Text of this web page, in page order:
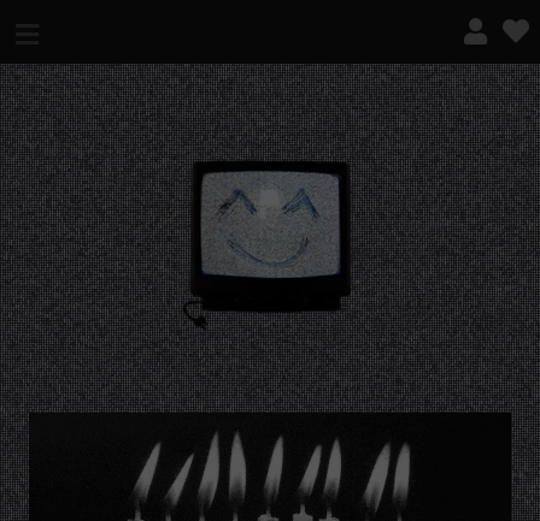
¿QUÉ ES ESTO?